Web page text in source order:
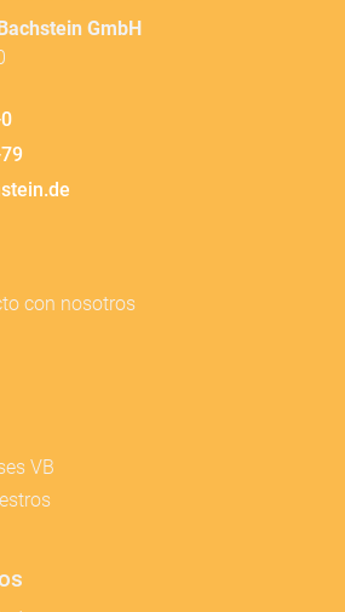
GmbH
con nosotros
VB